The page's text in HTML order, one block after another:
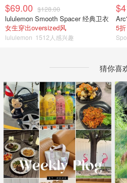
$69.00 $128.00
lululemon Smooth Spacer 经典卫衣
女生穿出oversized风
lululemon 1512人感兴趣
5
猜你喜